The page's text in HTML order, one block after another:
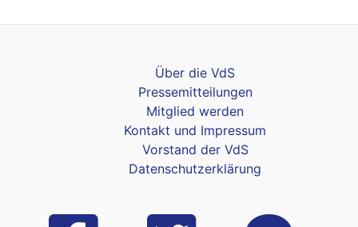
Über die VdS
Pressemitteilungen
Mitglied werden
Kontakt und Impressum
Vorstand der VdS
Datenschutzerklärung